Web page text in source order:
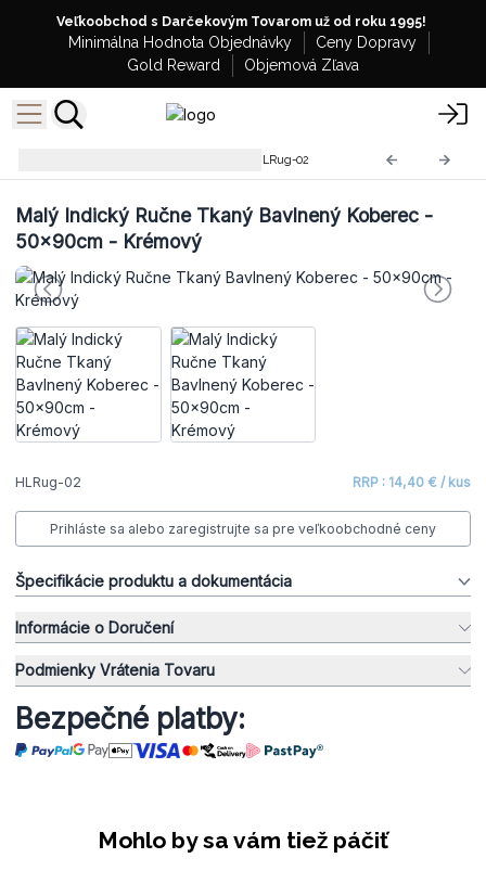
Veľkoobchod s Darčekovým Tovarom už od roku 1995!
Minimálna Hodnota Objednávky
Ceny Dopravy
Gold Reward
Objemová Zľava
HLRug-02
Malý Indický Ručne Tkaný Bavlnený Koberec -
50x90cm - Krémový
HLRug-02 RRP : 14,40 € / kus
Prihláste sa alebo zaregistrujte sa pre veľkoobchodné ceny
Špecifikácie produktu a dokumentácia
Informácie o Doručení
Podmienky Vrátenia Tovaru
Bezpečné platby:
Mohlo by sa vám tiež páčiť